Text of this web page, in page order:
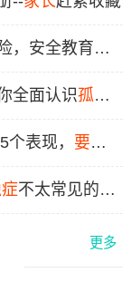
，安全教育怎
全面认识孤独
5个表现， 要看
不太常见的症
更多